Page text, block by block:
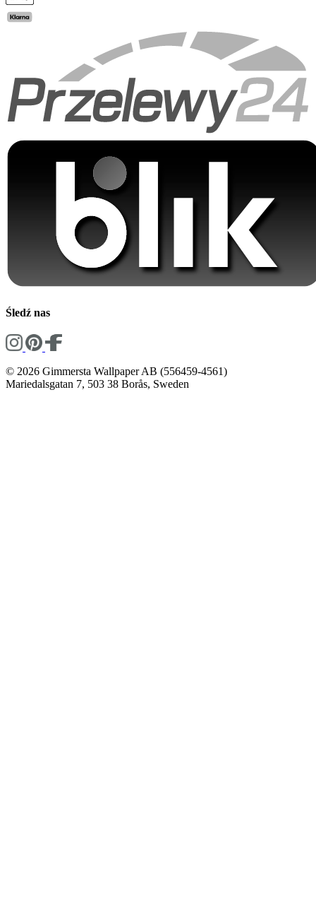
Śledź nas
© 2026 Gimmersta Wallpaper AB (556459-4561)
Mariedalsgatan 7, 503 38 Borås, Sweden